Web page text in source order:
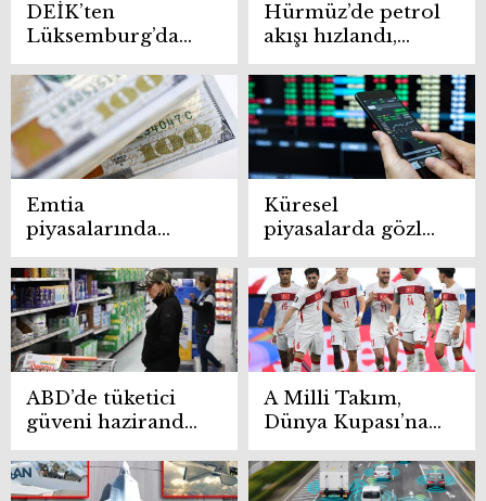
DEİK’ten
Lüksemburg’da
Türkiye-AB
ilişkilerine güçlü
vurgu
Hürmüz’de petrol
akışı hızlandı,
fiyatlarda düşüş
üçüncü güne
taşındı
Emtia
piyasalarında
güçlü dolar etkisi
Küresel
piyasalarda gözler
ABD’de
ABD’de tüketici
güveni haziranda
yukarı yönlü
revize edildi
A Milli Takım,
Dünya Kupası’na
galibiyetle veda
etti